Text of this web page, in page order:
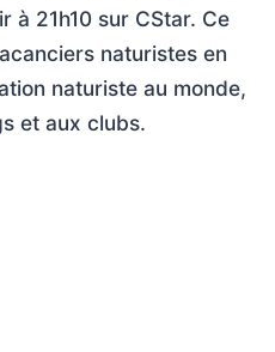
à 21h10 sur CStar. Ce
naturistes en
naturiste au monde,
et aux clubs.